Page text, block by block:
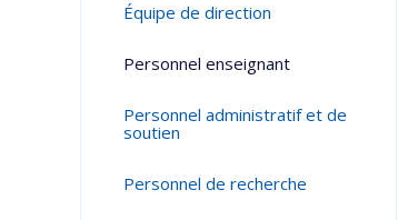
Équipe de direction
Personnel enseignant
Personnel administratif et de
soutien
Personnel de recherche